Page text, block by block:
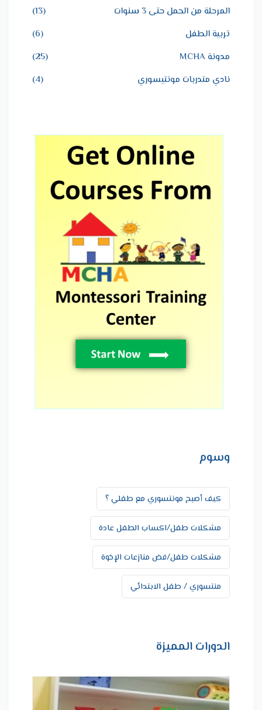
المرحلة من الحمل حتى 3 سنوات
تربية الطفل
مدونة MCHA
نادي متدربات مونتيسوري
وسوم
كيف أصبح مونتسوري مع طفلي ؟
مشكلات طفل/اكساب الطفل عادة
مشكلات طفل/فض منازعات الإخوة
منتسوري / طفل الابتدائي
الدورات المميزة